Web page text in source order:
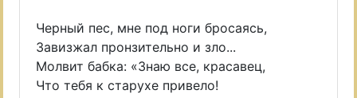
Черный пес, мне под ноги бросаясь,
Завизжал пронзительно и зло...
Молвит бабка: «Знаю все, красавец,
Что тебя к старухе привело!